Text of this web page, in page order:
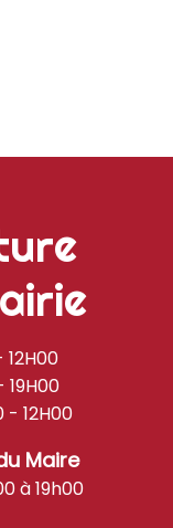
12H00
19H00
- 12H00
Maire
à 19h00